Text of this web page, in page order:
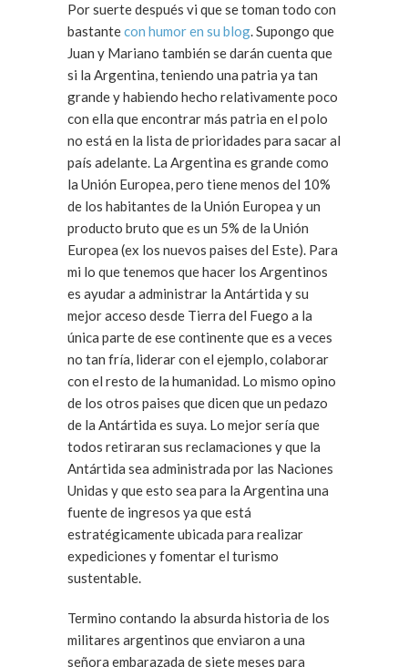
Por suerte después vi que se toman todo con
bastantecon humor en su blog. Supongo que
Juan y Mariano también se darán cuenta que
si la Argentina, teniendo una patria ya tan
grande y habiendo hecho relativamente poco
con ella que encontrar más patria en el polo
no está en la lista de prioridades para sacar al
país adelante. La Argentina es grande como
la Unión Europea, pero tiene menos del 10%
de los habitantes de la Unión Europea y un
producto bruto que es un 5% de la Unión
Europea (ex los nuevos paises del Este). Para
mi lo que tenemos que hacer los Argentinos
es ayudar a administrar la Antártida y su
mejor acceso desde Tierra del Fuego a la
única parte de ese continente que es a veces
no tan fría, liderar con el ejemplo, colaborar
con el resto de la humanidad. Lo mismo opino
de los otros paises que dicen que un pedazo
de la Antártida es suya. Lo mejor sería que
todos retiraran sus reclamaciones y que la
Antártida sea administrada por las Naciones
Unidas y que esto sea para la Argentina una
fuente de ingresos ya que está
estratégicamente ubicada para realizar
expediciones y fomentar el turismo
sustentable.
Termino contando la absurda historia de los
militares argentinos que enviaron a una
señora embarazada de siete meses para